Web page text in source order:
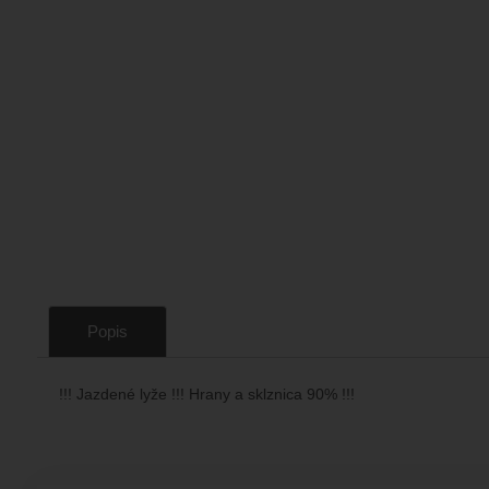
Popis
!!! Jazdené lyže !!! Hrany a sklznica 90% !!!